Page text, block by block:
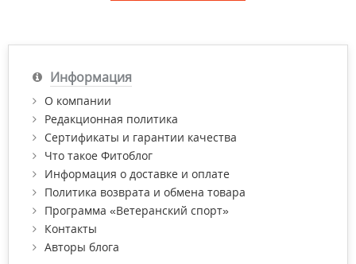
Информация
О компании
Редакционная политика
Сертификаты и гарантии качества
Что такое Фитоблог
Информация о доставке и оплате
Политика возврата и обмена товара
Программа «Ветеранский спорт»
Контакты
Авторы блога